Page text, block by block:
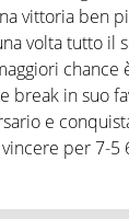
vittoria ben
volta tutto il
break in suo
e
per 7-